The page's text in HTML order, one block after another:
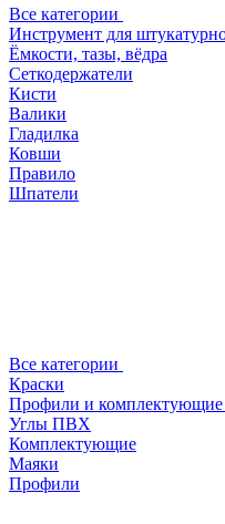
Все категории
Инструмент для
Ёмкости, тазы, вёдра
Сеткодержатели
Кисти
Валики
Гладилка
Ковши
Правило
Шпатели
Все категории
Краски
Профили и комплектующие
Углы ПВХ
Комплектующие
Маяки
Профили